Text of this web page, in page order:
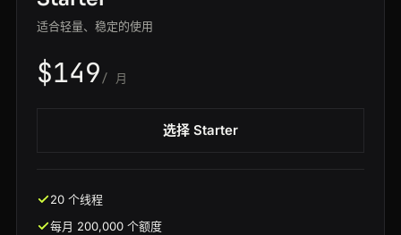
适合轻量、稳定的使用
$149/ 月
选择 Starter
20 个线程
每月 200,000 个额度